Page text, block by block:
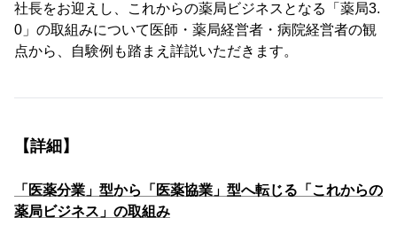
社長をお迎えし、これからの薬局ビジネスとなる「薬局3.
0」の取組みについて医師・薬局経営者・病院経営者の観
点から、自験例も踏まえ詳説いただきます。
【詳細】
「医薬分業」型から「医薬協業」型へ転じる「これからの
薬局ビジネス」の取組み